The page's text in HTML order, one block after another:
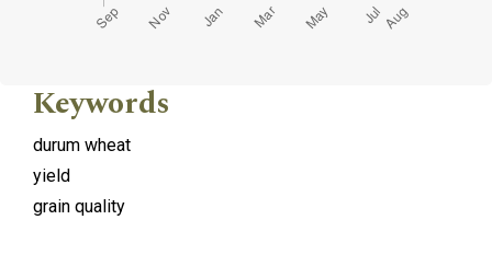
Keywords
durum wheat
yield
grain quality